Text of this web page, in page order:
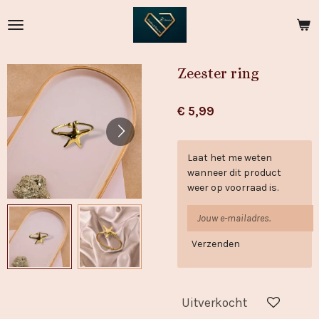
direct
hoofdinhoud
Zeester ring
€ 5,99
Laat het me weten
wanneer dit product
weer op voorraad is.
Verzenden
Uitverkocht